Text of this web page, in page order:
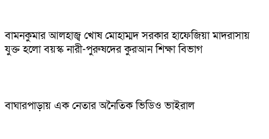
বামনকুমার আলহাজ্ব খোষ মোহাম্মদ সরকার হাফেজিয়া মাদরাসায়
যুক্ত হলো বয়স্ক নারী-পুরুষদের কুরআন শিক্ষা বিভাগ
বাঘারপাড়ায় এক নেতার অনৈতিক ভিডিও ভাইরাল